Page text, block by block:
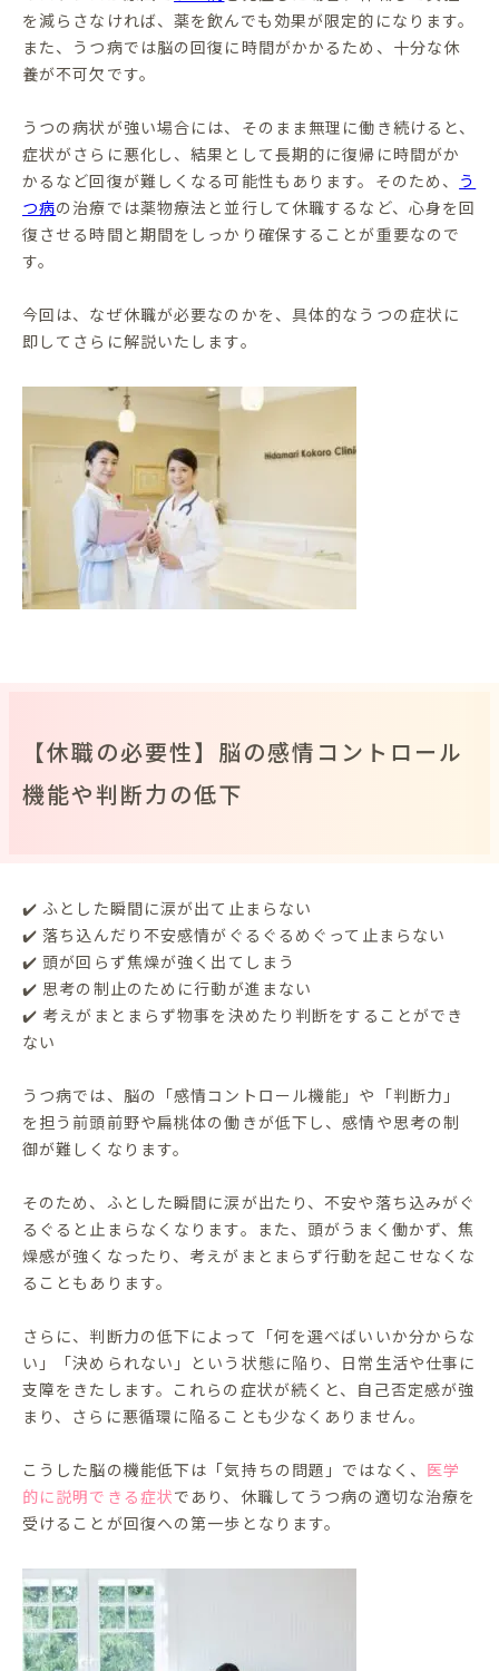
を減らさなければ、薬を飲んでも効果が限定的になります。
また、うつ病では脳の回復に時間がかかるため、十分な休
養が不可欠です。
うつの病状が強い場合には、そのまま無理に働き続けると、
症状がさらに悪化し、結果として長期的に復帰に時間がか
かるなど回復が難しくなる可能性もあります。そのため、 う
つ病の治療では薬物療法と並行して休職するなど、心身を回
復させる時間と期間をしっかり確保することが重要なので
す。
今回は、なぜ休職が必要なのかを、具体的なうつの症状に
即してさらに解説いたします。
【休職の必要性】脳の感情コントロール
機能や判断力の低下
✔️ ふとした瞬間に涙が出て止まらない
✔️ 落ち込んだり不安感情がぐるぐるめぐって止まらない
✔️ 頭が回らず焦燥が強く出てしまう
✔️ 思考の制止のために行動が進まない
✔️ 考えがまとまらず物事を決めたり判断をすることができ
ない
うつ病では、脳の「感情コントロール機能」や「判断力」
を担う前頭前野や扁桃体の働きが低下し、感情や思考の制
御が難しくなります。
そのため、ふとした瞬間に涙が出たり、不安や落ち込みがぐ
るぐると止まらなくなります。また、頭がうまく働かず、焦
燥感が強くなったり、考えがまとまらず行動を起こせなくな
ることもあります。
さらに、判断力の低下によって「何を選べばいいか分からな
い」「決められない」という状態に陥り、日常生活や仕事に
支障をきたします。これらの症状が続くと、自己否定感が強
まり、さらに悪循環に陥ることも少なくありません。
こうした脳の機能低下は「気持ちの問題」ではなく、 医学
的に説明できる症状であり、休職してうつ病の適切な治療を
受けることが回復への第一歩となります。